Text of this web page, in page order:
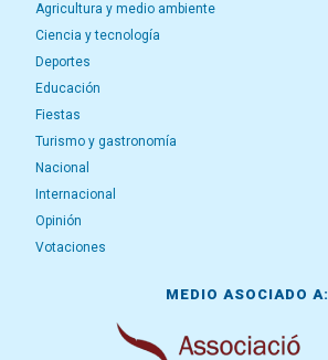
Agricultura y medio ambiente
Ciencia y tecnología
Deportes
Educación
Fiestas
Turismo y gastronomía
Nacional
Internacional
Opinión
Votaciones
MEDIO ASOCIADO A: